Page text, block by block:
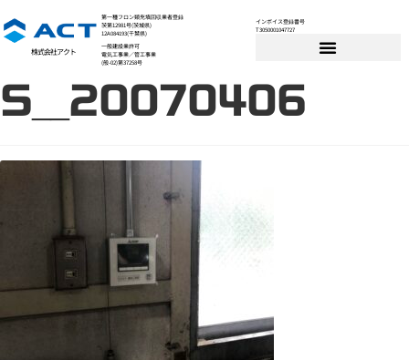
株式会社アクト
第一種フロン類充填回収業者登録
茨第12981号(茨城県)
12A084193(千葉県)
一般建設業許可
電気工事業／管工事業
(般-02)第37258号
インボイス登録番号
T3050001047727
S__20070406